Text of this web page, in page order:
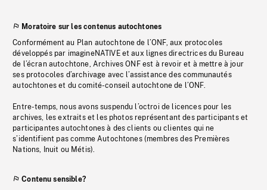
Moratoire sur les contenus autochtones
Conformément au Plan autochtone de l’ONF, aux protocoles
développés par imagineNATIVE et aux lignes directrices du Bureau
de l’écran autochtone, Archives ONF est à revoir et à mettre à jour
ses protocoles d’archivage avec l’assistance des communautés
autochtones et du comité-conseil autochtone de l’ONF.
Entre-temps, nous avons suspendu l’octroi de licences pour les
archives, les extraits et les photos représentant des participants et
participantes autochtones à des clients ou clientes qui ne
s’identifient pas comme Autochtones (membres des Premières
Nations, Inuit ou Métis).
Contenu sensible?